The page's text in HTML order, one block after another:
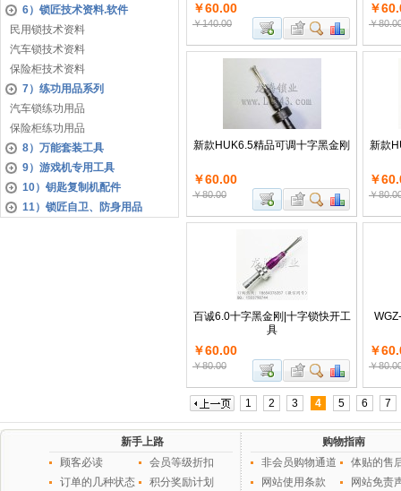
6）锁匠技术资料.软件
民用锁技术资料
汽车锁技术资料
保险柜技术资料
7）练功用品系列
汽车锁练功用品
保险柜练功用品
8）万能套装工具
9）游戏机专用工具
10）钥匙复制机配件
11）锁匠自卫、防身用品
￥60.00
￥140.00
￥
￥
新款HUK6.5精品可调十字黑金刚
￥60.00
￥80.00
新款
￥
￥
百诚6.0十字黑金刚|十字锁快开工
具
￥60.00
￥80.00
￥
￥
1 2 3 4 5 6 7
新手上路
顾客必读
会员等级折扣
订单的几种状态
积分奖励计划
购物指南
非会员购物通道
体贴的售
网站使用条款
网站免责